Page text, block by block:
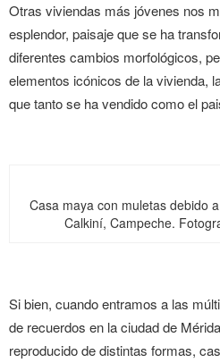
Otras viviendas más jóvenes nos
esplendor, paisaje que se ha
diferentes cambios morfológicos,
elementos icónicos de la vivienda,
que tanto se ha vendido como el
Casa maya con muletas debido
Calkiní, Campeche.
Si bien, cuando entramos a las
de recuerdos en la ciudad de
reproducido de distintas formas,